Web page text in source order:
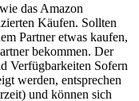
das Amazon
Käufen. Sollten
Partner etwas kaufen,
bekommen. Der
Verfügbarkeiten Sofern
werden, entsprechen
und können sich